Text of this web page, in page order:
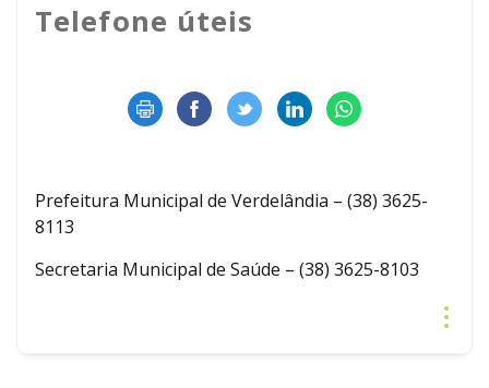
Telefone úteis
Prefeitura Municipal de Verdelândia – (38) 3625-
8113
Secretaria Municipal de Saúde – (38) 3625-8103